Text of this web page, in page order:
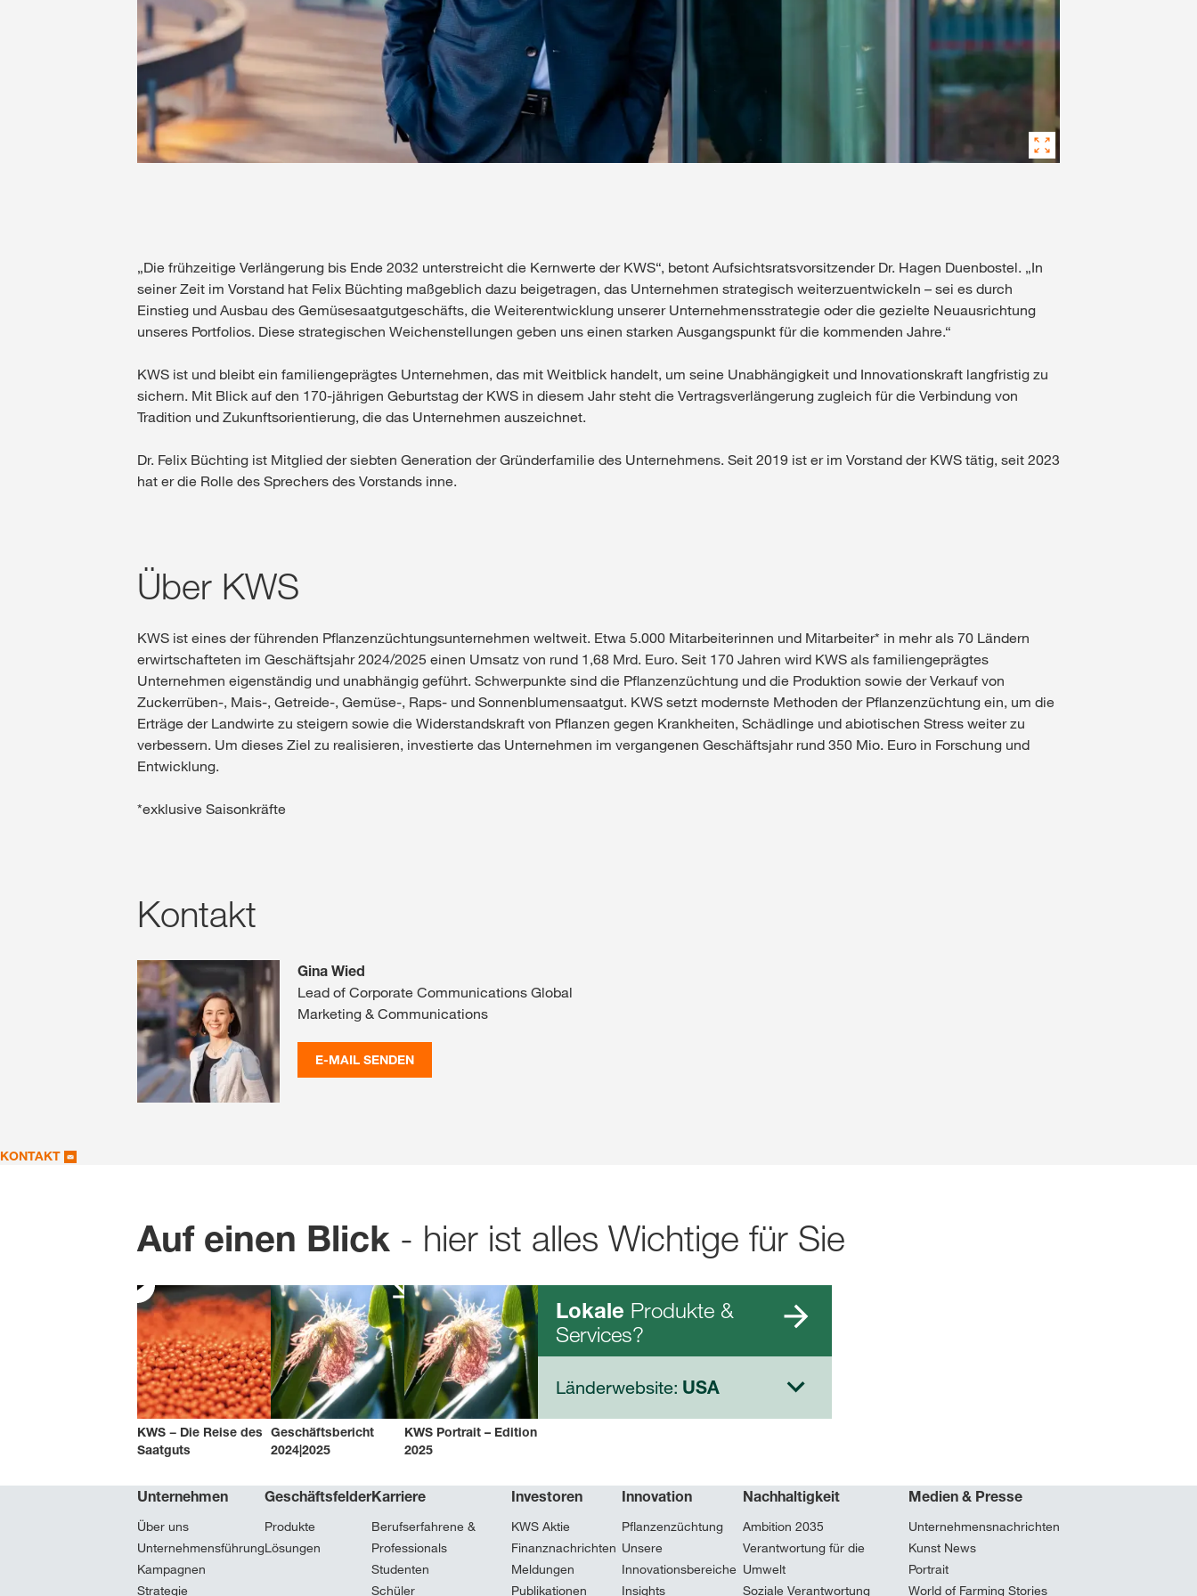
„Die frühzeitige Verlängerung bis Ende 2032 unterstreicht die Kernwerte der KWS“, betont Aufsichtsratsvorsitzender Dr. Hagen Duenbostel. „In
seiner Zeit im Vorstand hat Felix Büchting maßgeblich dazu beigetragen, das Unternehmen strategisch weiterzuentwickeln – sei es durch
Einstieg und Ausbau des Gemüsesaatgutgeschäfts, die Weiterentwicklung unserer Unternehmensstrategie oder die gezielte Neuausrichtung
unseres Portfolios. Diese strategischen Weichenstellungen geben uns einen starken Ausgangspunkt für die kommenden Jahre.“
KWS ist und bleibt ein familiengeprägtes Unternehmen, das mit Weitblick handelt, um seine Unabhängigkeit und Innovationskraft langfristig zu
sichern. Mit Blick auf den 170‑jährigen Geburtstag der KWS in diesem Jahr steht die Vertragsverlängerung zugleich für die Verbindung von
Tradition und Zukunftsorientierung, die das Unternehmen auszeichnet.
Dr. Felix Büchting ist Mitglied der siebten Generation der Gründerfamilie des Unternehmens. Seit 2019 ist er im Vorstand der KWS tätig, seit 2023
hat er die Rolle des Sprechers des Vorstands inne.
Über KWS
KWS ist eines der führenden Pflanzenzüchtungsunternehmen weltweit. Etwa 5.000 Mitarbeiterinnen und Mitarbeiter* in mehr als 70 Ländern
erwirtschafteten im Geschäftsjahr 2024/2025 einen Umsatz von rund 1,68 Mrd. Euro. Seit 170 Jahren wird KWS als familiengeprägtes
Unternehmen eigenständig und unabhängig geführt. Schwerpunkte sind die Pflanzenzüchtung und die Produktion sowie der Verkauf von
Zuckerrüben-, Mais-, Getreide-, Gemüse-, Raps- und Sonnenblumensaatgut. KWS setzt modernste Methoden der Pflanzenzüchtung ein, um die
Erträge der Landwirte zu steigern sowie die Widerstandskraft von Pflanzen gegen Krankheiten, Schädlinge und abiotischen Stress weiter zu
verbessern. Um dieses Ziel zu realisieren, investierte das Unternehmen im vergangenen Geschäftsjahr rund 350 Mio. Euro in Forschung und
Entwicklung.
*exklusive Saisonkräfte
Kontakt
Gina Wied
Lead of Corporate Communications Global
Marketing & Communications
E-MAIL SENDEN
KONTAKT
Auf einen Blick - hier ist alles Wichtige für Sie
KWS − Die Reise des
Saatguts
Geschäftsbericht
2024|2025
KWS Portrait – Edition
2025
Lokale Produkte &
Services?
Länderwebsite: USA
Unternehmen
Über uns
Unternehmensführung
Kampagnen
Strategie
Geschäftsfelder
Produkte
Lösungen
Karriere
Berufserfahrene &
Professionals
Studenten
Schüler
Investoren
KWS Aktie
Finanznachrichten
Meldungen
Publikationen
Innovation
Pflanzenzüchtung
Unsere
Innovationsbereiche
Insights
Nachhaltigkeit
Ambition 2035
Verantwortung für die
Umwelt
Soziale Verantwortung
Medien & Presse
Unternehmensnachrichten
Kunst News
Portrait
World of Farming Stories